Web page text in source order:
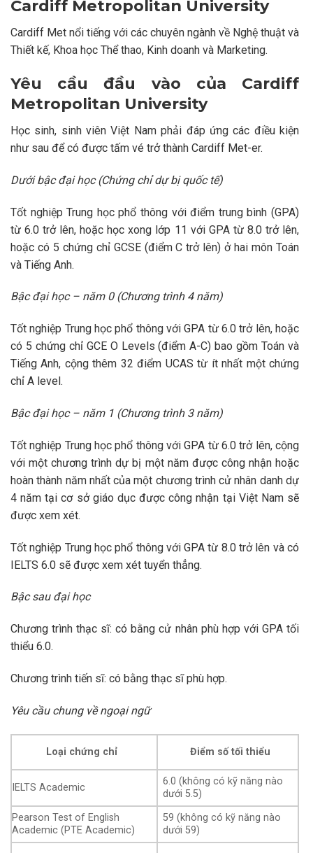
Cardiff Metropolitan University
Cardiff Met nổi tiếng với các chuyên ngành về Nghệ thuật và
Thiết kế, Khoa học Thể thao, Kinh doanh và Marketing.
Yêu cầu đầu vào của Cardiff
Metropolitan University
Học sinh, sinh viên Việt Nam phải đáp ứng các điều kiện
như sau để có được tấm vé trở thành Cardiff Met-er.
Dưới bậc đại học (Chứng chỉ dự bị quốc tế)
Tốt nghiệp Trung học phổ thông với điểm trung bình (GPA)
từ 6.0 trở lên, hoặc học xong lớp 11 với GPA từ 8.0 trở lên,
hoặc có 5 chứng chỉ GCSE (điểm C trở lên) ở hai môn Toán
và Tiếng Anh.
Bậc đại học – năm 0 (Chương trình 4 năm)
Tốt nghiệp Trung học phổ thông với GPA từ 6.0 trở lên, hoặc
có 5 chứng chỉ GCE O Levels (điểm A-C) bao gồm Toán và
Tiếng Anh, cộng thêm 32 điểm UCAS từ ít nhất một chứng
chỉ A level.
Bậc đại học – năm 1 (Chương trình 3 năm)
Tốt nghiệp Trung học phổ thông với GPA từ 6.0 trở lên, cộng
với một chương trình dự bị một năm được công nhận hoặc
hoàn thành năm nhất của một chương trình cử nhân danh dự
4 năm tại cơ sở giáo dục được công nhận tại Việt Nam sẽ
được xem xét.
Tốt nghiệp Trung học phổ thông với GPA từ 8.0 trở lên và có
IELTS 6.0 sẽ được xem xét tuyển thẳng.
Bậc sau đại học
Chương trình thạc sĩ: có bằng cử nhân phù hợp với GPA tối
thiểu 6.0.
Chương trình tiến sĩ: có bằng thạc sĩ phù hợp.
Yêu cầu chung về ngoại ngữ
Loại chứng chỉ Điểm số tối thiểu
IELTS Academic
6.0 (không có kỹ năng nào
dưới 5.5)
Pearson Test of English
Academic (PTE Academic)
59 (không có kỹ năng nào
dưới 59)